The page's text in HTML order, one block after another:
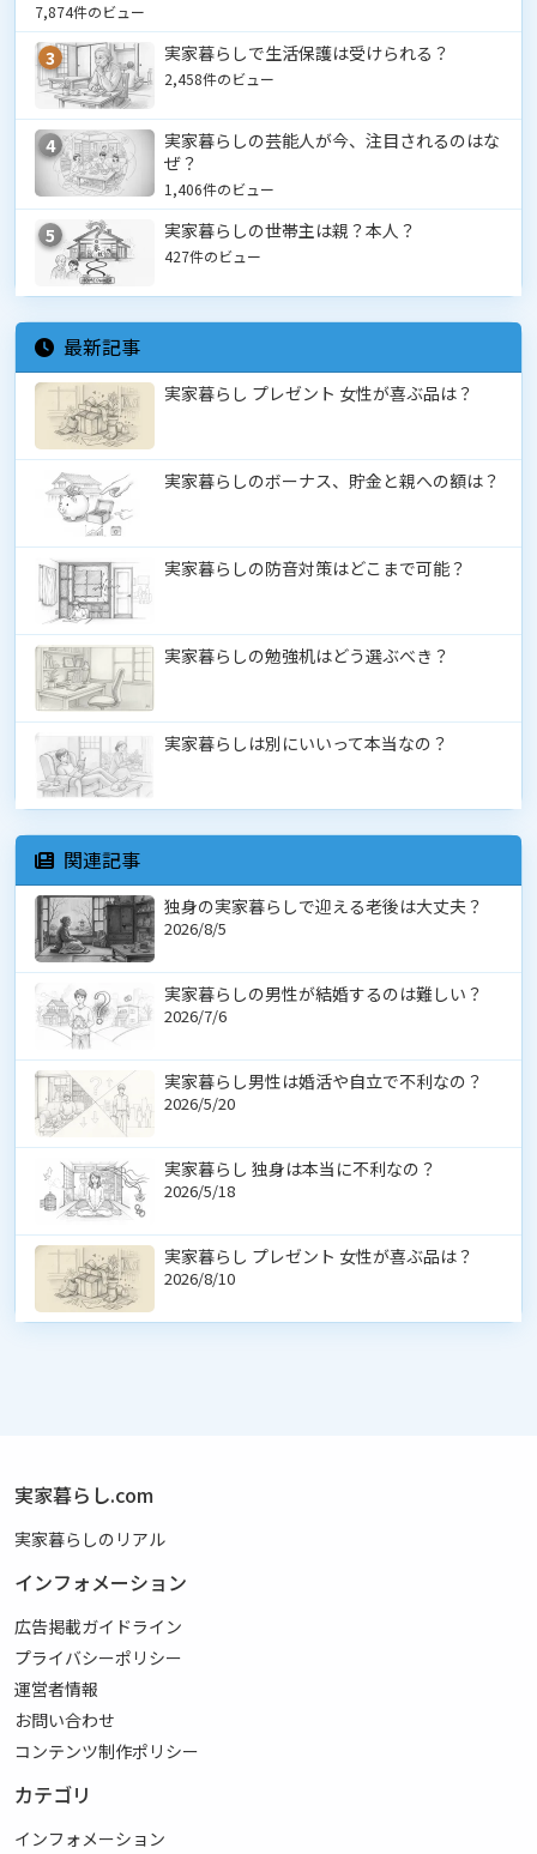
7,874件のビュー
3 実家暮らしで生活保護は受けられる？
2,458件のビュー
4
実家暮らしの芸能人が今、注目されるのはな
ぜ？
1,406件のビュー
5 実家暮らしの世帯主は親？本人？
427件のビュー
最新記事
実家暮らし プレゼント 女性が喜ぶ品は？
実家暮らしのボーナス、貯金と親への額は？
実家暮らしの防音対策はどこまで可能？
実家暮らしの勉強机はどう選ぶべき？
実家暮らしは別にいいって本当なの？
関連記事
独身の実家暮らしで迎える老後は大丈夫？
2026/8/5
実家暮らしの男性が結婚するのは難しい？
2026/7/6
実家暮らし男性は婚活や自立で不利なの？
2026/5/20
実家暮らし 独身は本当に不利なの？
2026/5/18
実家暮らし プレゼント 女性が喜ぶ品は？
2026/8/10
実家暮らし.com
実家暮らしのリアル
インフォメーション
広告掲載ガイドライン
プライバシーポリシー
運営者情報
お問い合わせ
コンテンツ制作ポリシー
カテゴリ
インフォメーション